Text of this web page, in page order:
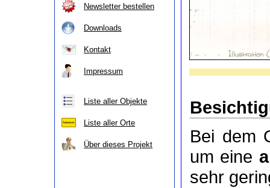
Newsletter bestellen
Downloads
Kontakt
Impressum
Liste aller Objekte
Liste aller Orte
Über dieses Projekt
Bei dem
um eine
sehr